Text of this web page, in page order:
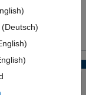
システム デザイナー
(Deutsch)